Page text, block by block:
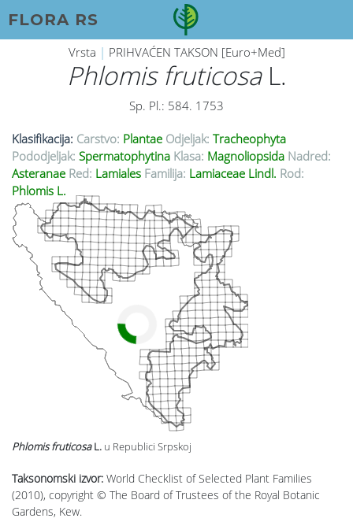
FLORA RS
Vrsta | PRIHVAĆEN TAKSON [Euro+Med]
Phlomis fruticosaL.
Sp. Pl.: 584. 1753
Klasifikacija: Carstvo: Plantae Odjeljak: Tracheophyta
Pododjeljak: Spermatophytina Klasa: Magnoliopsida Nadred:
Asteranae Red: Lamiales Familija: Lamiaceae Lindl. Rod:
Phlomis L.
Taksonomski izvor: World Checklist of Selected Plant Families
(2010), copyright © The Board of Trustees of the Royal Botanic
Gardens, Kew.
Phlomis fruticosaL. u Republici Srpskoj